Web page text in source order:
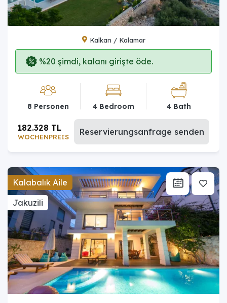
Kalkan / Kalamar
%20 şimdi, kalanı girişte öde.
8 Personen 4 Bedroom 4 Bath
WOCHENPREIS
182.328 TL Reservierungsanfrage senden
Kalabalık Aile
Jakuzili